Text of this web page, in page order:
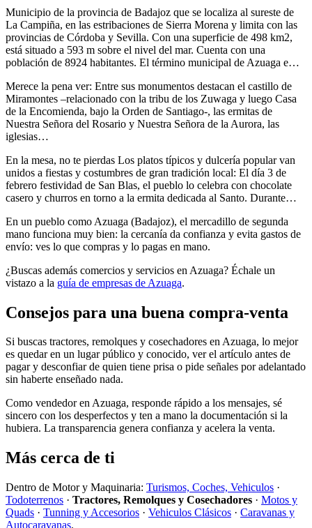
Municipio de la provincia de Badajoz que se localiza al sureste de
La Campiña, en las estribaciones de Sierra Morena y limita con las
provincias de Córdoba y Sevilla. Con una superficie de 498 km2,
está situado a 593 m sobre el nivel del mar. Cuenta con una
población de 8924 habitantes. El término municipal de Azuaga e…
Merece la pena ver: Entre sus monumentos destacan el castillo de
Miramontes –relacionado con la tribu de los Zuwaga y luego Casa
de la Encomienda, bajo la Orden de Santiago-, las ermitas de
Nuestra Señora del Rosario y Nuestra Señora de la Aurora, las
iglesias…
En la mesa, no te pierdas Los platos típicos y dulcería popular van
unidos a fiestas y costumbres de gran tradición local: El día 3 de
febrero festividad de San Blas, el pueblo lo celebra con chocolate
casero y churros en torno a la ermita dedicada al Santo. Durante…
En un pueblo como Azuaga (Badajoz), el mercadillo de segunda
mano funciona muy bien: la cercanía da confianza y evita gastos de
envío: ves lo que compras y lo pagas en mano.
¿Buscas además comercios y servicios en Azuaga? Échale un
vistazo a la guía de empresas de Azuaga.
Consejos para una buena compra-venta
Si buscas tractores, remolques y cosechadores en Azuaga, lo mejor
es quedar en un lugar público y conocido, ver el artículo antes de
pagar y desconfiar de quien tiene prisa o pide señales por adelantado
sin haberte enseñado nada.
Como vendedor en Azuaga, responde rápido a los mensajes, sé
sincero con los desperfectos y ten a mano la documentación si la
hubiera. La transparencia genera confianza y acelera la venta.
Más cerca de ti
Dentro de Motor y Maquinaria: Turismos, Coches, Vehiculos ·
Todoterrenos · Tractores, Remolques y Cosechadores · Motos y
Quads · Tunning y Accesorios · Vehiculos Clásicos · Caravanas y
Autocaravanas.